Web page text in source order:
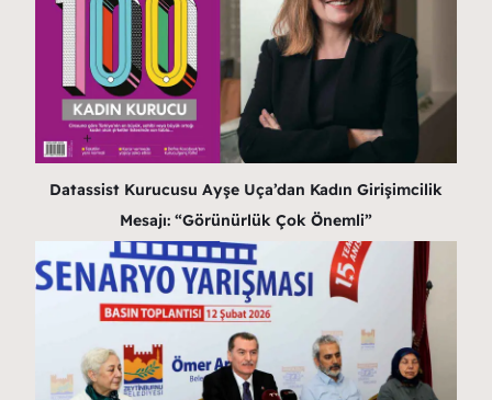
Datassist Kurucusu Ayşe Uça’dan Kadın Girişimcilik
Mesajı: “Görünürlük Çok Önemli”